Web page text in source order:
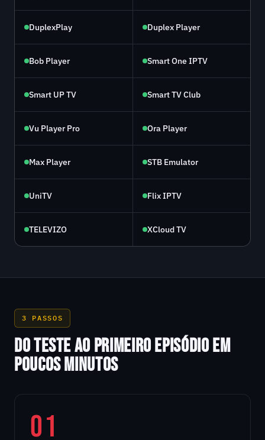
DuplexPlay Duplex Player
Bob Player Smart One IPTV
Smart UP TV Smart TV Club
Vu Player Pro Ora Player
Max Player STB Emulator
UniTV Flix IPTV
TELEVIZO XCloud TV
3 PASSOS
DO TESTE AO PRIMEIRO EPISÓDIO EM
POUCOS MINUTOS
01